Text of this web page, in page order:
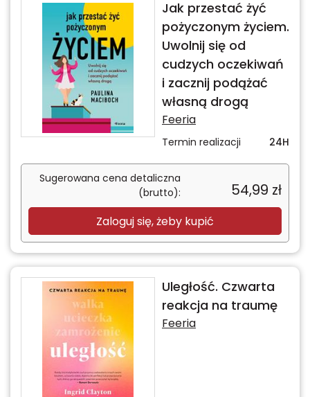
Jak przestać żyć
pożyczonym życiem.
Uwolnij się od
cudzych oczekiwań
i zacznij podążać
własną drogą
Feeria
Termin realizacji 24H
Sugerowana cena detaliczna
(brutto):
54,99 zł
Zaloguj się, żeby kupić
Uległość. Czwarta
reakcja na traumę
Feeria